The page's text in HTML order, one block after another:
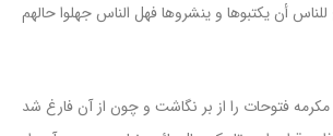
أن یکتبوها و ینشروها فهل الناس جهلوا حالهم
فتوحات را از بر نگاشت و چون از آن فارغ شد